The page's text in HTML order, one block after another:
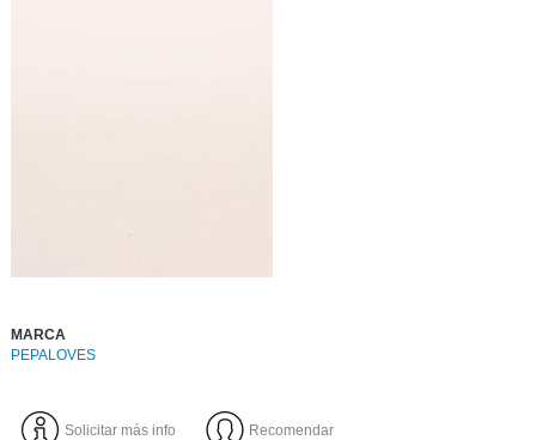
MARCA
PEPALOVES
Solicitar más info Recomendar